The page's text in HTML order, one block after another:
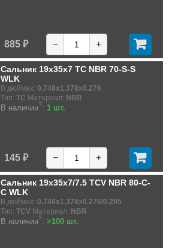
885 ₽ − +
Сальник 19x35x7 TC NBR 70-S-S
WLK
В дюймах: 0.748x1.378x0.276
Тип: TC Материал: NBR
В наличии?: 1 шт.
145 ₽ − +
Сальник 19x35x7/7.5 TCV NBR 80-C-
C WLK
В дюймах: 0.748x1.378x0.276/0.295
Тип: TCV Материал: NBR
В наличии?: >100 шт.